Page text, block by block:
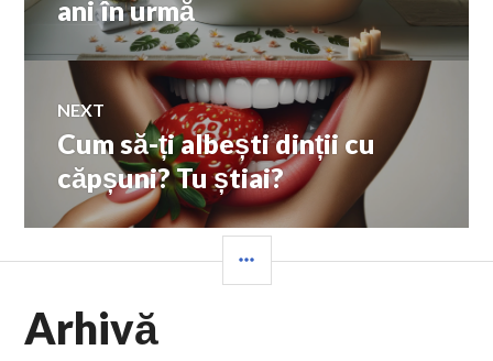
ani în urmă
NEXT
Next
post:
Cum să-ți albești dinții cu
căpșuni? Tu știai?
Arhivă